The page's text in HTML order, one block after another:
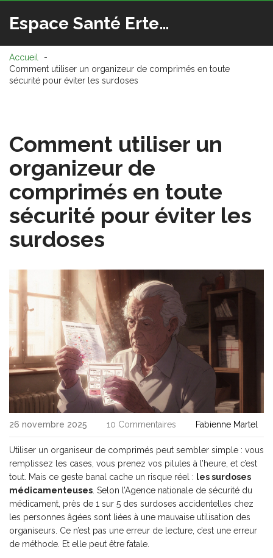
Espace Santé Ertedis
Accueil
Comment utiliser un organizeur de comprimés en toute
sécurité pour éviter les surdoses
Comment utiliser un
organizeur de
comprimés en toute
sécurité pour éviter les
surdoses
26 novembre 2025 10 Commentaires Fabienne Martel
Utiliser un organiseur de comprimés peut sembler simple : vous
remplissez les cases, vous prenez vos pilules à l’heure, et c’est
tout. Mais ce geste banal cache un risque réel : les surdoses
médicamenteuses . Selon l’Agence nationale de sécurité du
médicament, près de 1 sur 5 des surdoses accidentelles chez
les personnes âgées sont liées à une mauvaise utilisation des
organiseurs. Ce n’est pas une erreur de lecture, c’est une erreur
de méthode. Et elle peut être fatale.